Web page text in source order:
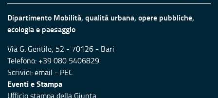
Dipartimento Mobilità, qualità urbana, opere pubbliche,
ecologia e paesaggio
Via G. Gentile, 52 - 70126 - Bari
Telefono: +39 080 5406829
Scrivici:email - PEC
Eventi e Stampa
Ufficio stampa della Giunta